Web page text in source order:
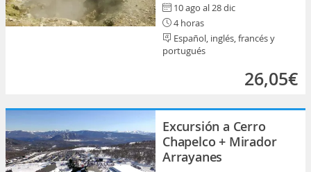
10 ago al 28 dic
4 horas
Español, inglés, francés y
portugués
26,05€
Excursión a Cerro
Chapelco + Mirador
Arrayanes